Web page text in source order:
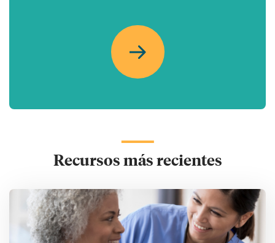
Recursos más recientes